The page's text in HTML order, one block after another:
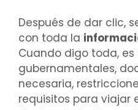
Después de dar clic,
con toda la
Cuando digo toda, es
gubernamentales,
necesaria,
requisitos para viajar